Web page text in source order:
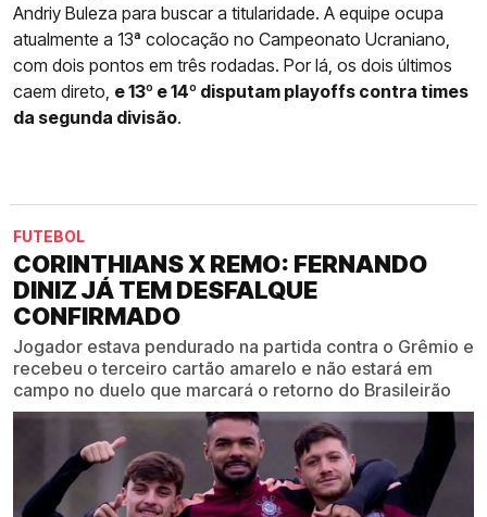
Andriy Buleza para buscar a titularidade. A equipe ocupa
atualmente a 13ª colocação no Campeonato Ucraniano,
com dois pontos em três rodadas. Por lá, os dois últimos
caem direto, e 13º e 14º disputam playoffs contra times
da segunda divisão.
FUTEBOL
CORINTHIANS X REMO: FERNANDO
DINIZ JÁ TEM DESFALQUE
CONFIRMADO
Jogador estava pendurado na partida contra o Grêmio e
recebeu o terceiro cartão amarelo e não estará em
campo no duelo que marcará o retorno do Brasileirão